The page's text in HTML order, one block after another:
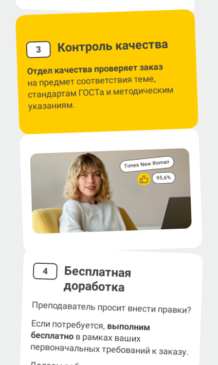
3 Контроль качества
Отдел качества проверяет заказ
на предмет соответствия теме,
стандартам ГОСТа и методическим
указаниям.
4 Бесплатная
доработка
Преподаватель просит внести правки?
Если потребуется, выполним
бесплатнов рамках ваших
первоначальных требований к заказу.